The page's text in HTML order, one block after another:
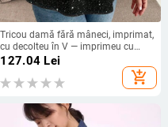
Tricou damă fără mâneci, imprimat,
cu decolteu în V — imprimeu cu
valuri și puncte, țesătură Milk Silk,
croială lejeră, poliester 95%+,
Spandex <30%, Vara 2025
127.04 Lei
add_shopping_cart